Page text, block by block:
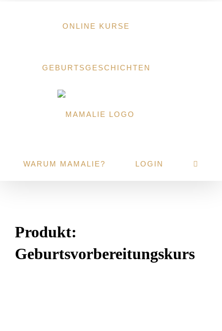
ONLINE KURSE
GEBURTSGESCHICHTEN
WARUM MAMALIE? LOGIN
Produkt:
Geburtsvorbereitungskurs